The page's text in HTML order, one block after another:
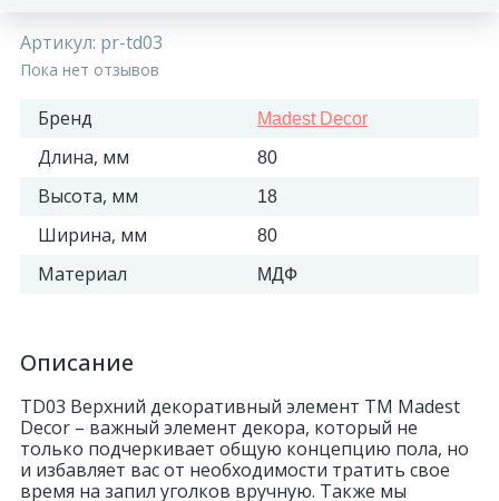
Артикул: pr-td03
Пока нет отзывов
Бренд Madest Decor
Длина, мм 80
Высота, мм 18
Ширина, мм 80
Материал МДФ
Описание
TD03 Верхний декоративный элемент ТМ Madest
Decor – важный элемент декора, который не
только подчеркивает общую концепцию пола, но
и избавляет вас от необходимости тратить свое
время на запил уголков вручную. Также мы